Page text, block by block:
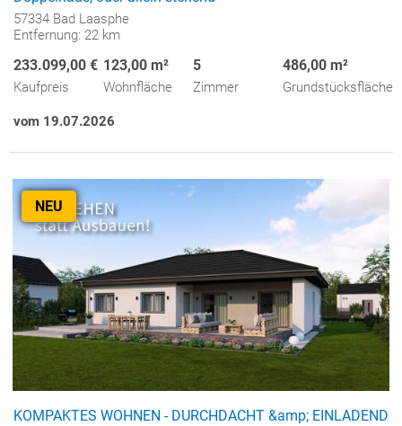
57334 Bad Laasphe
Entfernung: 22 km
233.099,00 €
Kaufpreis
123,00 m²
Wohnfläche
5
Zimmer
486,00 m²
Grundstücksfläche
vom 19.07.2026
NEU
KOMPAKTES WOHNEN - DURCHDACHT &amp; EINLADEND